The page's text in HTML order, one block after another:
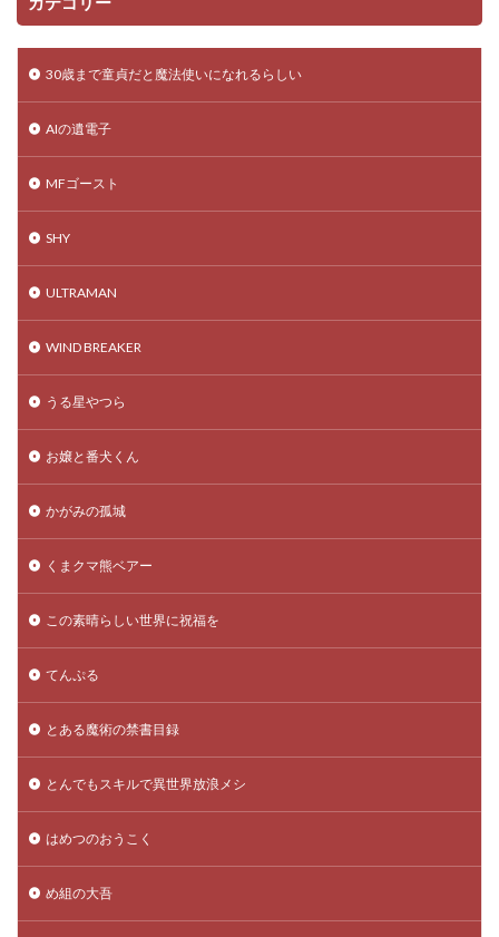
30歳まで童貞だと魔法使いになれるらしい
AIの遺電子
MFゴースト
SHY
ULTRAMAN
WIND BREAKER
うる星やつら
お嬢と番犬くん
かがみの孤城
くまクマ熊ベアー
この素晴らしい世界に祝福を
てんぷる
とある魔術の禁書目録
とんでもスキルで異世界放浪メシ
はめつのおうこく
め組の大吾